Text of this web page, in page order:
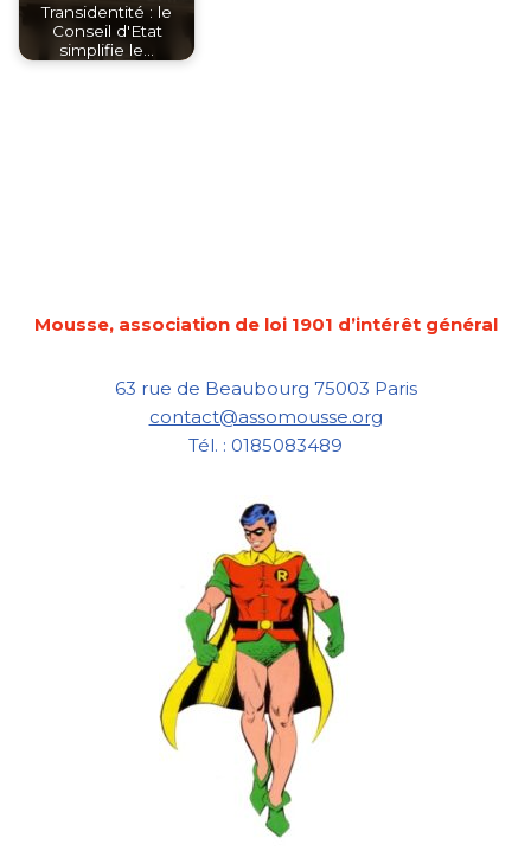
Transidentité : le
Conseil d'Etat
simplifie le…
Mousse, association de loi 1901 d’intérêt général
63 rue de Beaubourg 75003 Paris
contact@assomousse.org
Tél. : 0185083489